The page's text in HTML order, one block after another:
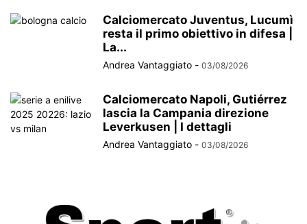
Calciomercato Juventus, Lucumì
resta il primo obiettivo in difesa |
La...
Andrea Vantaggiato - 03/08/2026
Calciomercato Napoli, Gutiérrez
lascia la Campania direzione
Leverkusen | I dettagli
Andrea Vantaggiato - 03/08/2026